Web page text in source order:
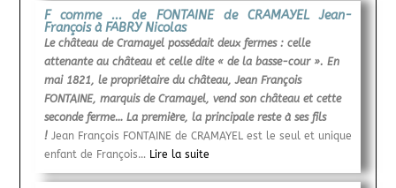
F comme ... de FONTAINE de CRAMAYEL Jean-
François à FABRY Nicolas
Le château de Cramayel possédait deux fermes : celle
attenante au château et celle dite « de la basse-cour ». En
mai 1821, le propriétaire du château, Jean François
FONTAINE, marquis de Cramayel, vend son château et cette
seconde ferme… La première, la principale reste à ses fils
! Jean François FONTAINE de CRAMAYEL est le seul et unique
enfant de François… Lire la suite